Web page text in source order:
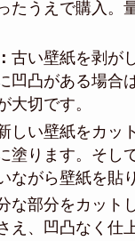
たうえで購入。
古い壁紙を剥が
凹凸がある場合
大切です。
しい壁紙をカッ
塗ります。そし
ながら壁紙を貼
な部分をカット
え、凹凸なく仕